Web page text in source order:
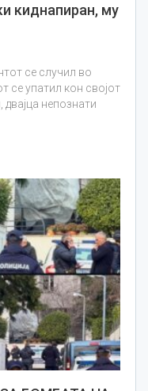
киднапиран, му
се случил во
се упатил кон својот
непознати